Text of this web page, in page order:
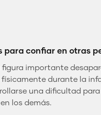
para confiar en otras
importante
durante la
una dificultad
los demás.